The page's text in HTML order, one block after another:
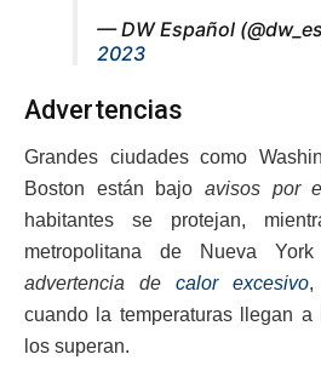
— DW Español
2023
Advertencias
Grandes ciudades como
Boston están bajo avisos por
habitantes se protejan,
metropolitana de Nueva
advertencia de calor excesivo,
cuando la temperaturas llegan a
los superan.